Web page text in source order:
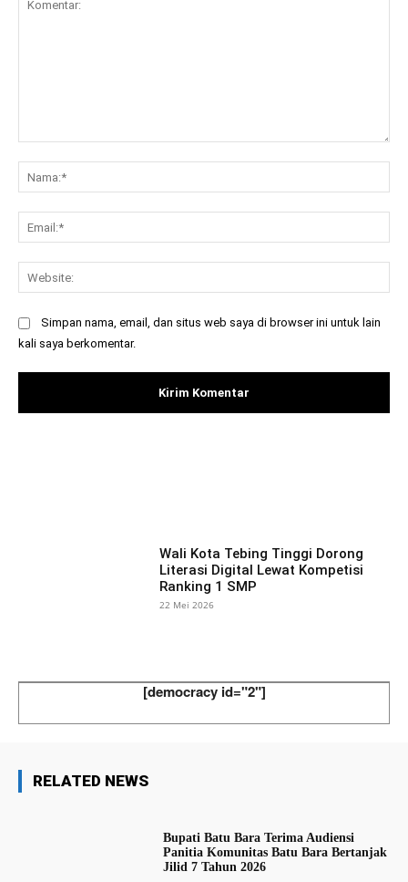
Simpan nama, email, dan situs web saya di browser ini untuk lain
kali saya berkomentar.
Wali Kota Tebing Tinggi Dorong
Literasi Digital Lewat Kompetisi
Ranking 1 SMP
22 Mei 2026
[democracy id="2"]
RELATED NEWS
Bupati Batu Bara Terima Audiensi
Panitia Komunitas Batu Bara Bertanjak
Jilid 7 Tahun 2026